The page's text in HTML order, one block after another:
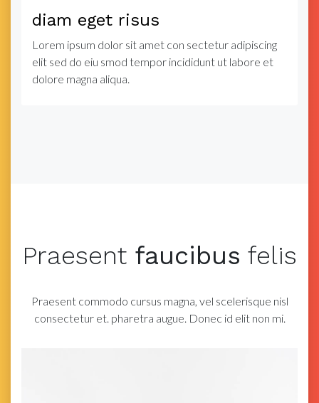
diam eget risus
Lorem ipsum dolor sit amet con sectetur adipiscing
elit sed do eiu smod tempor incididunt ut labore et
dolore magna aliqua.
Praesent faucibus felis
Praesent commodo cursus magna, vel scelerisque nisl
consectetur et. pharetra augue. Donec id elit non mi.